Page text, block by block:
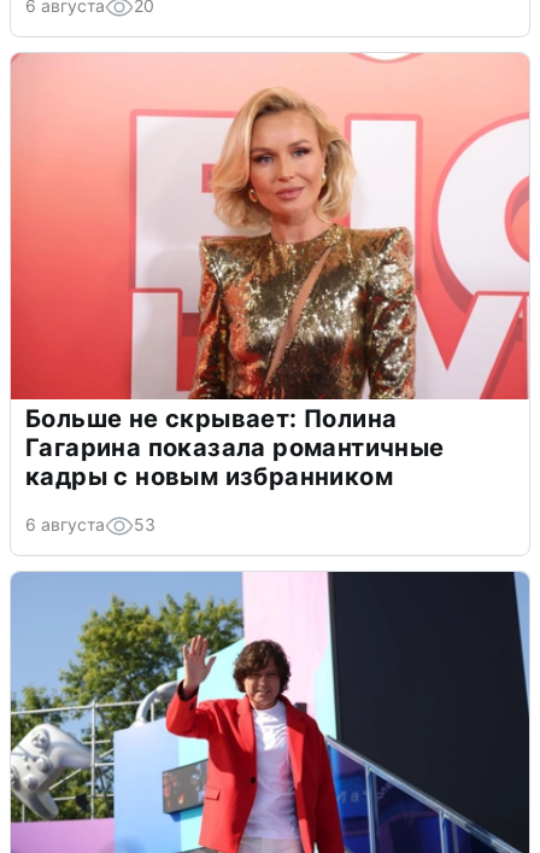
6 августа 20
Больше не скрывает: Полина
Гагарина показала романтичные
кадры с новым избранником
6 августа 53